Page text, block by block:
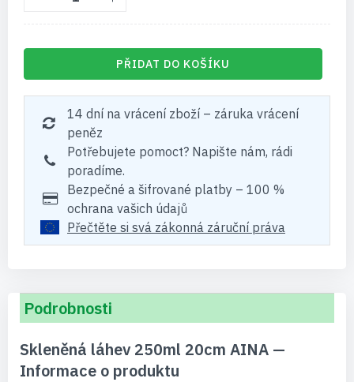
PŘIDAT DO KOŠÍKU
14 dní na vrácení zboží – záruka vrácení
peněz
Potřebujete pomoct? Napište nám, rádi
poradíme.
Bezpečné a šifrované platby – 100 %
ochrana vašich údajů
Přečtěte si svá zákonná záruční práva
Podrobnosti
Skleněná láhev 250ml 20cm AINA —
Informace o produktu